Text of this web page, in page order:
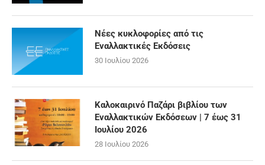
Νέες κυκλοφορίες από τις
Εναλλακτικές Εκδόσεις
30 Ιουλίου 2026
Καλοκαιρινό Παζάρι βιβλίου των
Εναλλακτικών Εκδόσεων | 7 έως 31
Ιουλίου 2026
28 Ιουλίου 2026